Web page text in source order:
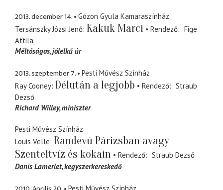
2013. december 14.
Gózon Gyula Kamaraszínház
Tersánszky Józsi Jenő Kakuk Marci Rendező
Fige
Attila
Méltóságos jólelkű úr
2013. szeptember 7.
Pesti Művész Színház
Ray Cooney Délután a legjobb Rendező
Straub
Dezső
Richard Willey miniszter
Pesti Művész Színház
Louis Velle Randevú Párizsban avagy
Szenteltvíz és kokain
Rendező
Straub Dezső
Danis Lamerlet kegyszerkereskedő